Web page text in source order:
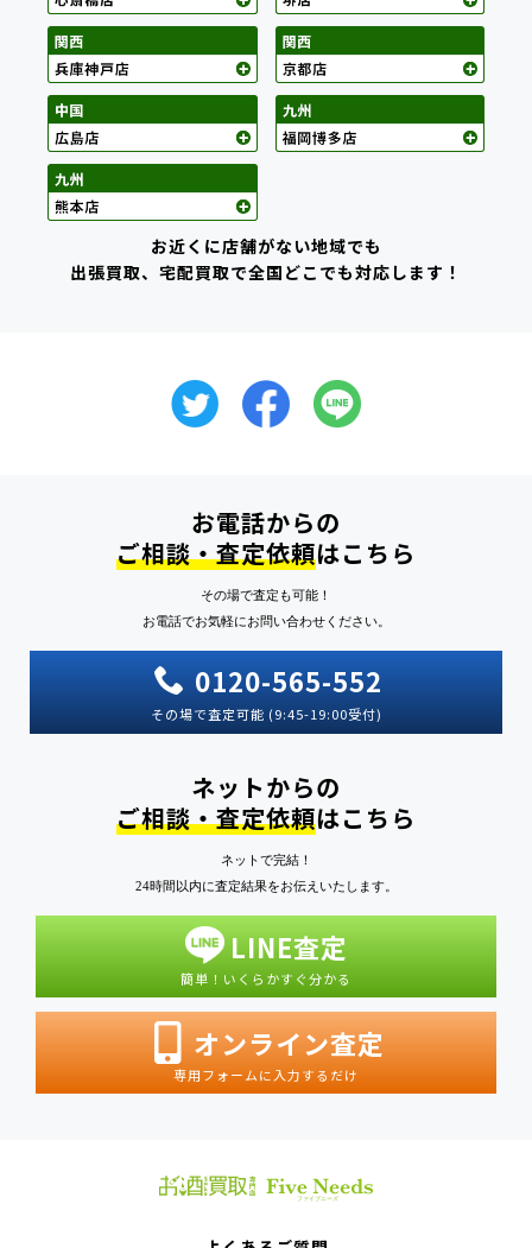
お近くに店舗がない地域でも
出張買取、宅配買取で全国どこでも対応します！
お電話からの
ご相談・査定依頼はこちら
その場で査定も可能！
お電話でお気軽にお問い合わせください。
0120-565-552
その場で査定可能 (9:45-19:00受付)
ネットからの
ご相談・査定依頼はこちら
ネットで完結！
24時間以内に査定結果をお伝えいたします。
LINE査定
簡単！いくらかすぐ分かる
オンライン査定
専用フォームに入力するだけ